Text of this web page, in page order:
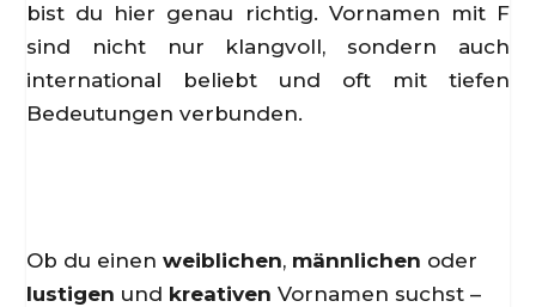
bist du hier genau richtig. Vornamen mit F
sind nicht nur klangvoll, sondern auch
international beliebt und oft mit tiefen
Bedeutungen verbunden.
Ob du einenweiblichen, männlichen oder
lustigen und kreativen Vornamen suchst –